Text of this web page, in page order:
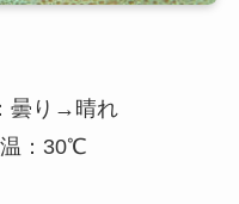
曇り→晴れ
：30℃